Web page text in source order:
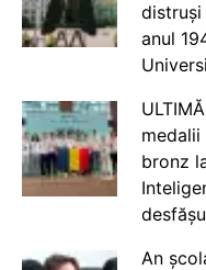
distruși
anul
bronz
An